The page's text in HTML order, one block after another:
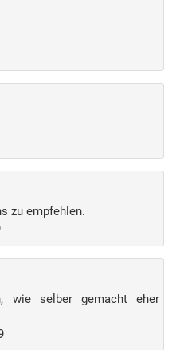
zu empfehlen.
wie selber gemacht eher